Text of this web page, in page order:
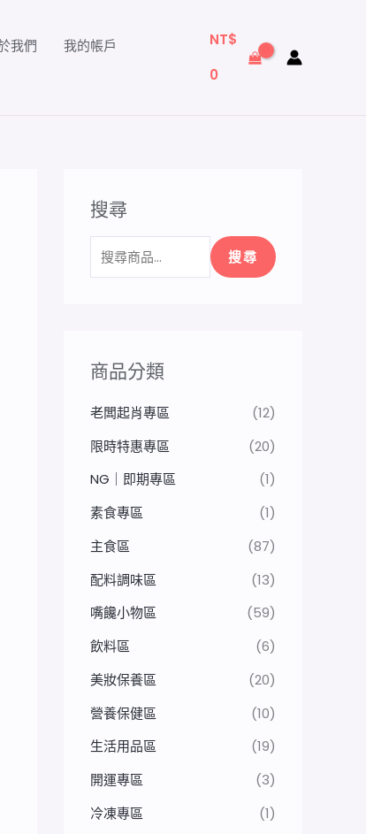
我們
我的帳戶
NT$
0
搜尋
尋
搜尋
商品分類
老闆起肖專區
(12)
限時特惠專區
(20)
NG｜即期專區
(1)
素食專區
(1)
主食區
(87)
配料調味區
(13)
嘴饞小物區
(59)
飲料區
(6)
美妝保養區
(20)
營養保健區
(10)
生活用品區
(19)
開運專區
(3)
冷凍專區
(1)